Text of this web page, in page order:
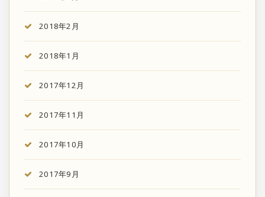
2018年2月
2018年1月
2017年12月
2017年11月
2017年10月
2017年9月